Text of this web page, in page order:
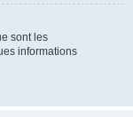
sont les
informations